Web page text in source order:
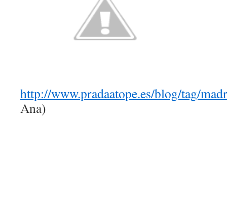
http://www.pradaatope.es/blog/tag/
Ana)